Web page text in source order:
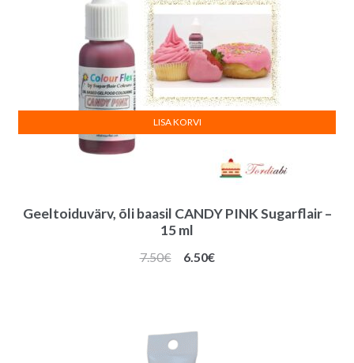
Geeltoiduvärv, õli baasil CANDY PINK Sugarflair –
15 ml
7.50€
Algne
6.50€Praegune
LISA KORVI